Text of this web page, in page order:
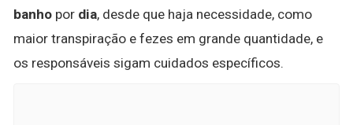
banho por dia, desde que haja necessidade, como
maior transpiração e fezes em grande quantidade, e
os responsáveis sigam cuidados específicos.